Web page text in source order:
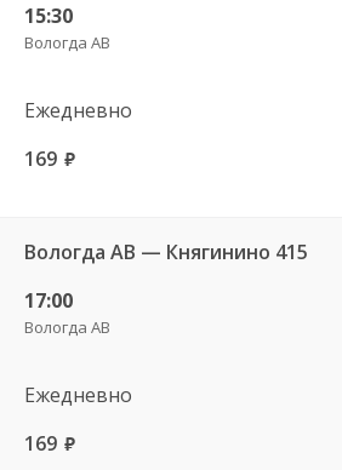
15:30
Вологда АВ
Ежедневно
169 руб.
Вологда АВ — Княгинино 415
17:00
Вологда АВ
Ежедневно
169 руб.